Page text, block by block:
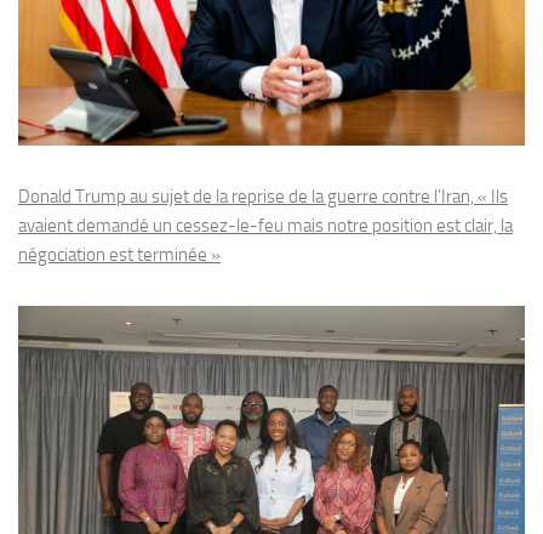
Donald Trump au sujet de la reprise de la guerre contre l’Iran, « Ils
avaient demandé un cessez-le-feu mais notre position est clair, la
négociation est terminée »